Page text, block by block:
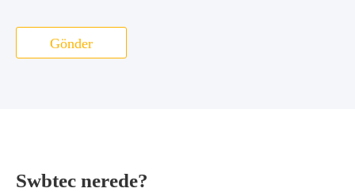
Gönder
Swbtec nerede?